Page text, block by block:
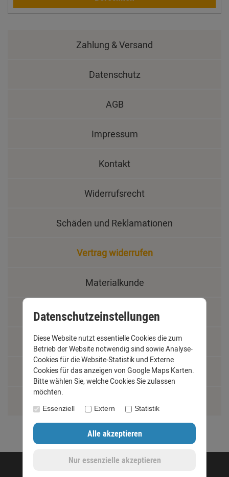
Zahlung & Versand
Datenschutz
AGB
Impressum
Kontakt
Widerrufsrecht
Schäden und Reklamationen
Vertrag widerrufen
Materialkunde
Fachbegriffe
Jobs
Montage und Installationshilfen
©opyright 2020 - www.dachrinnen-shop.de
Datenschutzeinstellungen
Diese Website nutzt essentielle Cookies die zum
Betrieb der Website notwendig sind sowie Analyse-
Cookies für die Website-Statistik und Externe
Cookies für das anzeigen von Google Maps Karten.
Bitte wählen Sie, welche Cookies Sie zulassen
möchten.
Essenziell Extern Statistik